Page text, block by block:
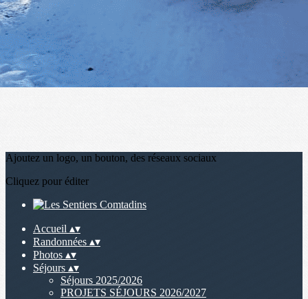
Ajoutez un logo, un bouton, des réseaux sociaux
Cliquez pour éditer
Accueil ▴▾
Randonnées ▴▾
Photos ▴▾
Séjours ▴▾
Séjours 2025/2026
PROJETS SÉJOURS 2026/2027